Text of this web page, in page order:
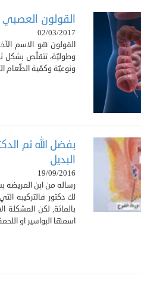
القولون العصبي
02/03/2017
القولون هو الاسم
وطوليّة، تتقلّص بشكل
ونوعيّة وكمّية الطّعام
بفضل الله ثم
البديل
19/09/2016
رساله من ابن المريضه
بالمائة, لكن
اسمها البواسير او